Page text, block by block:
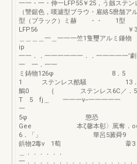
一一・一・伸一LFP55￥25，う劔ステ
（讐鋸色，嘆濾型ブラウ・雇絡5麿舗
型（ブラック）ミ赫 ・・ 1型
LFP56 ￥35．〔｝
＿＿＿＿一＿一一一竺1隻璽アルミ鎌
一一．．一一一一一一．．一一一一一’
一 一．一
ミ鋳物126φ 8
1 ステンレス酷騒
鵤0 ｛ ステンレス
T 5 fj＿ 一一一v−一一一一一
一 ステンレ
5φ 懲恐 ￥
Gee 本ζ馨本彰〉
6．「」 華呂5澱
鋲物2毒v 1萄 葦3．〔｝
＿．．．．．．
一．．．．．．．．．．．．．．．．